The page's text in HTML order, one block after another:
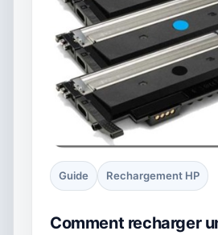
Guide Rechargement HP
Comment recharger